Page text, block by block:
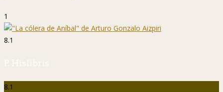
1
8.1
P. Hislibris
8.1